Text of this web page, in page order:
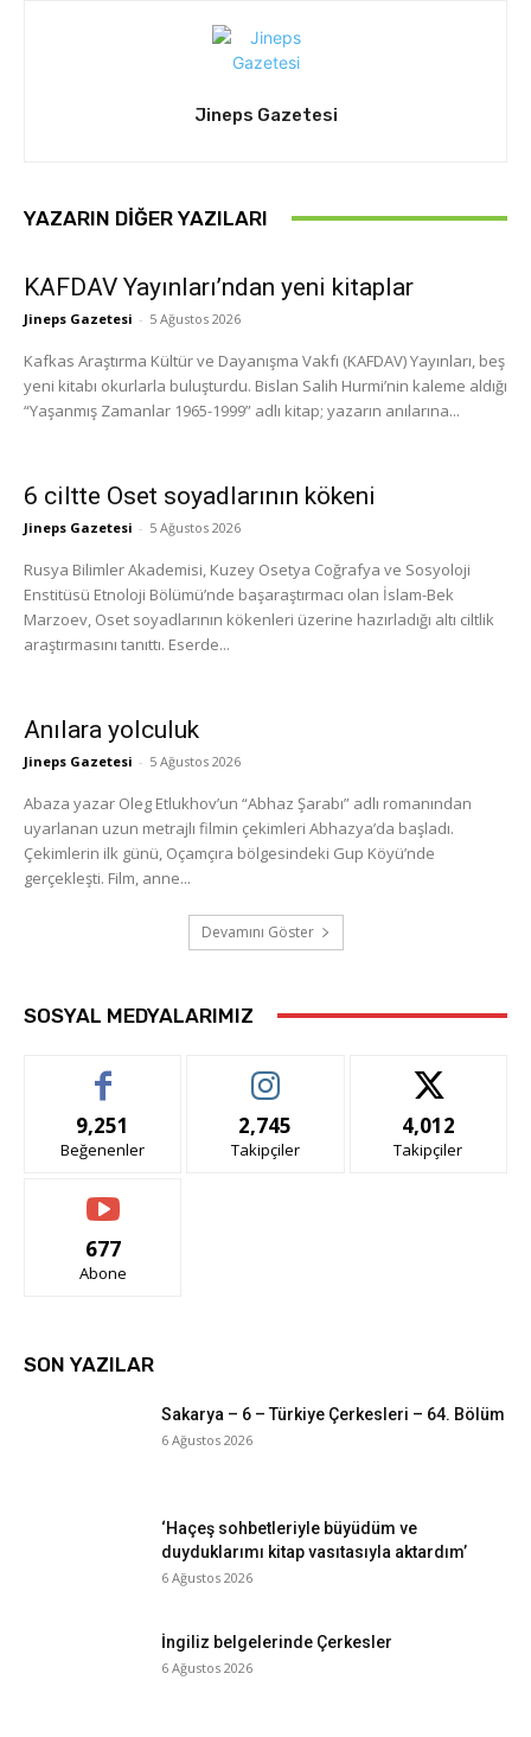
Jineps Gazetesi
YAZARIN DIĞER YAZILARI
KAFDAV Yayınları’ndan yeni kitaplar
Jineps Gazetesi - 5 Ağustos 2026
Kafkas Araştırma Kültür ve Dayanışma Vakfı (KAFDAV) Yayınları, beş
yeni kitabı okurlarla buluşturdu. Bislan Salih Hurmi’nin kaleme aldığı
“Yaşanmış Zamanlar 1965-1999” adlı kitap; yazarın anılarına...
6 ciltte Oset soyadlarının kökeni
Jineps Gazetesi - 5 Ağustos 2026
Rusya Bilimler Akademisi, Kuzey Osetya Coğrafya ve Sosyoloji
Enstitüsü Etnoloji Bölümü’nde başaraştırmacı olan İslam-Bek
Marzoev, Oset soyadlarının kökenleri üzerine hazırladığı altı ciltlik
araştırmasını tanıttı. Eserde...
Anılara yolculuk
Jineps Gazetesi - 5 Ağustos 2026
Abaza yazar Oleg Etlukhov’un “Abhaz Şarabı” adlı romanından
uyarlanan uzun metrajlı filmin çekimleri Abhazya’da başladı.
Çekimlerin ilk günü, Oçamçıra bölgesindeki Gup Köyü’nde
gerçekleşti. Film, anne...
Devamını Göster
SOSYAL MEDYALARIMIZ
9,251
Beğenenler
2,745
Takipçiler
4,012
Takipçiler
677
Abone
SON YAZILAR
Sakarya – 6 – Türkiye Çerkesleri – 64. Bölüm
6 Ağustos 2026
‘Haçeş sohbetleriyle büyüdüm ve
duyduklarımı kitap vasıtasıyla aktardım’
6 Ağustos 2026
İngiliz belgelerinde Çerkesler
6 Ağustos 2026